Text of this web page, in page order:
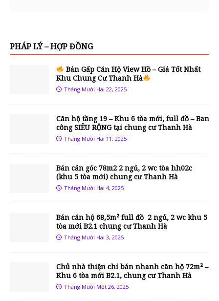
PHÁP LÝ – HỢP ĐỒNG
Bán Gấp Căn Hộ View Hồ – Giá Tốt Nhất
Khu Chung Cư Thanh Hà
Tháng Mười Hai 22, 2025
Căn hộ tầng 19 – Khu 6 tòa mới, full đồ – Ban
công SIÊU RỘNG tại chung cư Thanh Hà
Tháng Mười Hai 11, 2025
Bán căn góc 78m2 2 ngủ, 2 wc tòa hh02c
(khu 5 tòa mới) chung cư Thanh Hà
Tháng Mười Hai 4, 2025
Bán căn hộ 68,5m² full đồ 2 ngủ, 2 wc khu 5
tòa mới B2.1 chung cư Thanh Hà
Tháng Mười Hai 3, 2025
Chủ nhà thiện chí bán nhanh căn hộ 72m² –
Khu 6 tòa mới B2.1, chung cư Thanh Hà
Tháng Mười Một 26, 2025